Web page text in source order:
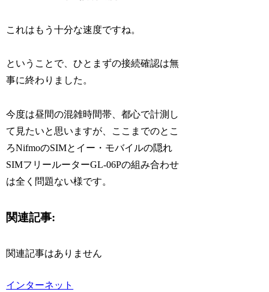
これはもう十分な速度ですね。
ということで、ひとまずの接続確認は無
事に終わりました。
今度は昼間の混雑時間帯、都心で計測し
て見たいと思いますが、ここまでのとこ
ろNifmoのSIMとイー・モバイルの隠れ
SIMフリールーターGL-06Pの組み合わせ
は全く問題ない様です。
関連記事:
関連記事はありません
インターネット